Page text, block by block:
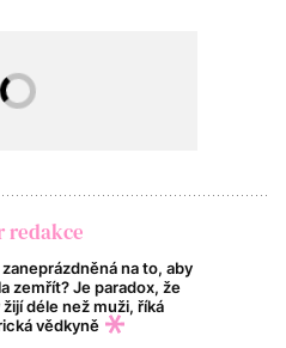
redakce
zaneprázdněná na to, aby
zemřít? Je paradox, že
déle než muži, říká
vědkyně